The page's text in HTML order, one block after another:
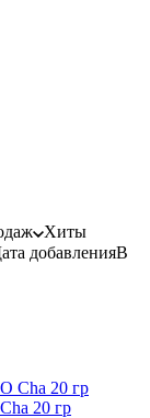
Хиты
добавленияВ
20 гр